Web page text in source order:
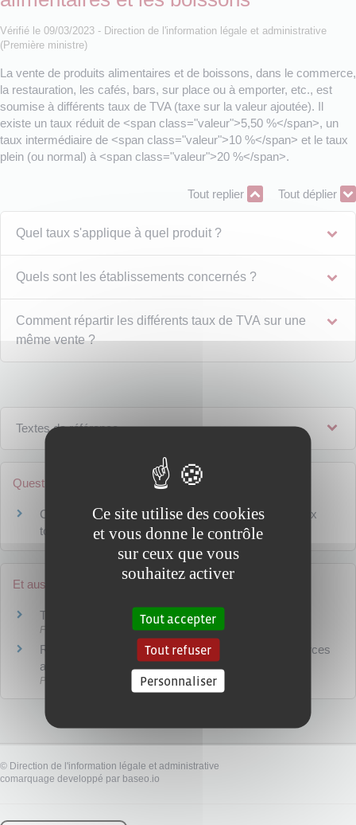
Vérifié le 09/03/2023 - Direction de l'information légale et administrative
(Première ministre)
La vente de produits alimentaires et de boissons, dans le commerce,
la restauration, les cafés, bars, sur place ou à emporter, etc., est
soumise à différents taux de TVA (taxe sur la valeur ajoutée). Il
existe un taux réduit de <span class="valeur">5,50 %</span>, un
taux intermédiaire de <span class="valeur">10 %</span> et le taux
plein (ou normal) à <span class="valeur">20 %</span>.
Tout replier Tout déplier
Quel taux s'applique à quel produit ?
Quels sont les établissements concernés ?
Comment répartir les différents taux de TVA sur une
même vente ?
Textes de référence
Questions ? Réponses !
Comment calculer un prix hors taxes à partir d'un prix
toutes taxes comprises ?
Et aussi
Taxation des boissons
Fiscalité
Règles d'hygiène dans la restauration et les commerces
alimentaires
Pratiques commerciales
© Direction de l'information légale et administrative
comarquage developpé par baseo.io
Ce site utilise des cookies
et vous donne le contrôle
sur ceux que vous
souhaitez activer
Tout accepter
Tout refuser
Personnaliser